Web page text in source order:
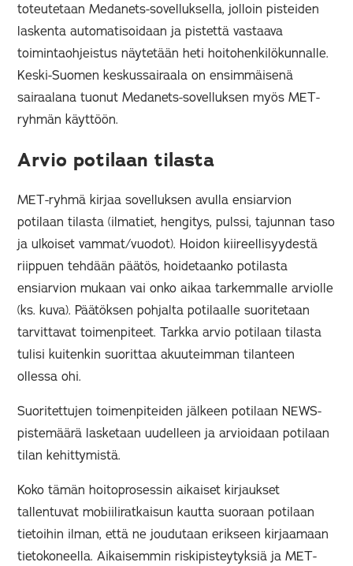
toteutetaan Medanets-sovelluksella, jolloin pisteiden
laskenta automatisoidaan ja pistettä vastaava
toimintaohjeistus näytetään heti hoitohenkilökunnalle.
Keski-Suomen keskussairaala on ensimmäisenä
sairaalana tuonut Medanets-sovelluksen myös MET-
ryhmän käyttöön.
Arvio potilaan tilasta
MET-ryhmä kirjaa sovelluksen avulla ensiarvion
potilaan tilasta (ilmatiet, hengitys, pulssi, tajunnan taso
ja ulkoiset vammat/vuodot). Hoidon kiireellisyydestä
riippuen tehdään päätös, hoidetaanko potilasta
ensiarvion mukaan vai onko aikaa tarkemmalle arviolle
(ks. kuva). Päätöksen pohjalta potilaalle suoritetaan
tarvittavat toimenpiteet. Tarkka arvio potilaan tilasta
tulisi kuitenkin suorittaa akuuteimman tilanteen
ollessa ohi.
Suoritettujen toimenpiteiden jälkeen potilaan NEWS-
pistemäärä lasketaan uudelleen ja arvioidaan potilaan
tilan kehittymistä.
Koko tämän hoitoprosessin aikaiset kirjaukset
tallentuvat mobiiliratkaisun kautta suoraan potilaan
tietoihin ilman, että ne joudutaan erikseen kirjaamaan
tietokoneella. Aikaisemmin riskipisteytyksiä ja MET-